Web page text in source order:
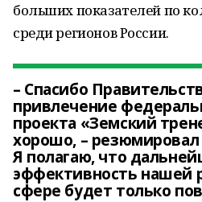
больших показателей по
среди регионов России.
– Спасибо
привлечение
проекта «Земский
хорошо, –
Я полагаю, что
эффективность нашей
сфере будет только